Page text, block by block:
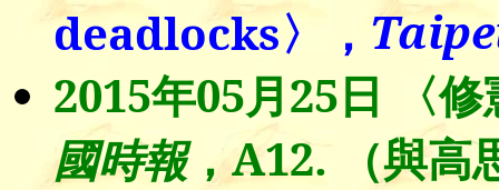
deadlocks〉，
2015年05月25日 〈
國時報，A12. （與高